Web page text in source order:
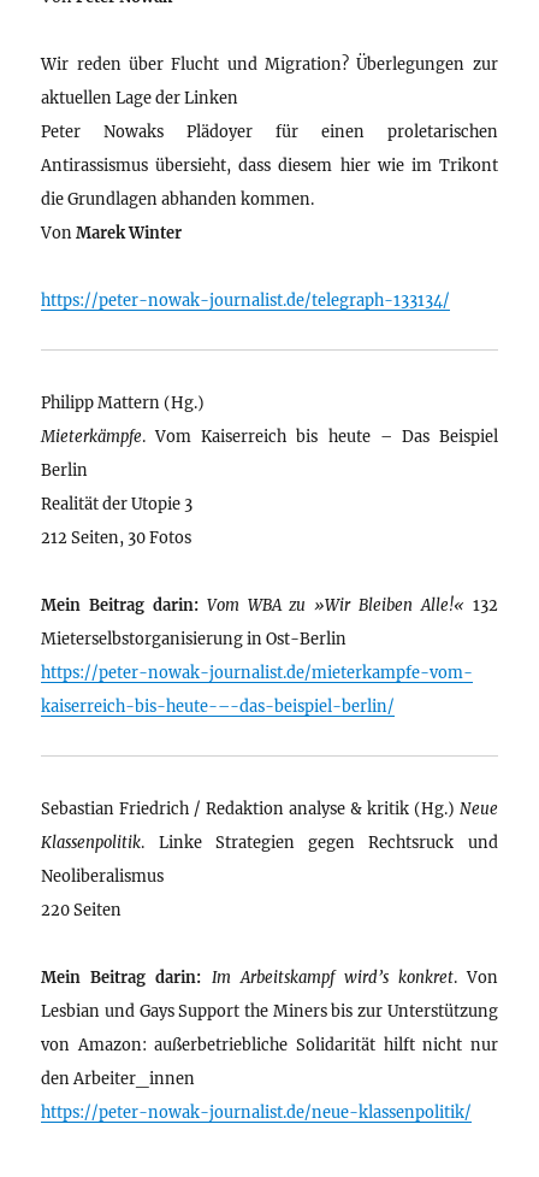
Wir reden über Flucht und Migration? Überlegungen zur
aktuellen Lage der Linken
Peter Nowaks Plädoyer für einen proletarischen
Antirassismus übersieht, dass diesem hier wie im Trikont
die Grundlagen abhanden kommen.
VonMarek Winter
https://peter-nowak-journalist.de/telegraph-133134/
Philipp Mattern (Hg.)
Mieterkämpfe. Vom Kaiserreich bis heute – Das Beispiel
Berlin
Realität der Utopie 3
212 Seiten, 30 Fotos
Mein Beitrag darin: Vom WBA zu »Wir Bleiben Alle!« 132
Mieterselbstorganisierung in Ost-Berlin
https://peter-nowak-journalist.de/mieterkampfe-vom-
kaiserreich-bis-heute-–-das-beispiel-berlin/
Sebastian Friedrich / Redaktion analyse & kritik (Hg.) Neue
Klassenpolitik. Linke Strategien gegen Rechtsruck und
Neoliberalismus
220 Seiten
Mein Beitrag darin: Im Arbeitskampf wird’s konkret. Von
Lesbian und Gays Support the Miners bis zur Unterstützung
von Amazon: außerbetriebliche Solidarität hilft nicht nur
den Arbeiter_innen
https://peter-nowak-journalist.de/neue-klassenpolitik/